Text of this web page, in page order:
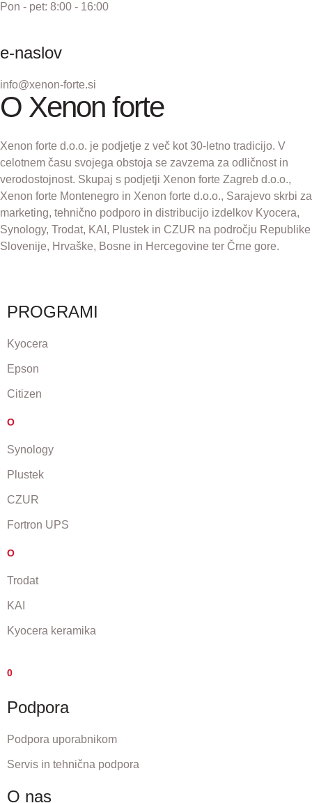
Pon - pet: 8:00 - 16:00
e-naslov
info@xenon-forte.si
O Xenon forte
Xenon forte d.o.o. je podjetje z več kot 30-letno tradicijo. V
celotnem času svojega obstoja se zavzema za odličnost in
verodostojnost. Skupaj s podjetji Xenon forte Zagreb d.o.o.,
Xenon forte Montenegro in Xenon forte d.o.o., Sarajevo skrbi za
marketing, tehnično podporo in distribucijo izdelkov Kyocera,
Synology, Trodat, KAI, Plustek in CZUR na področju Republike
Slovenije, Hrvaške, Bosne in Hercegovine ter Črne gore.
PROGRAMI
Kyocera
Epson
Citizen
O
Synology
Plustek
CZUR
Fortron UPS
O
Trodat
KAI
Kyocera keramika
0
Podpora
Podpora uporabnikom
Servis in tehnična podpora
O nas